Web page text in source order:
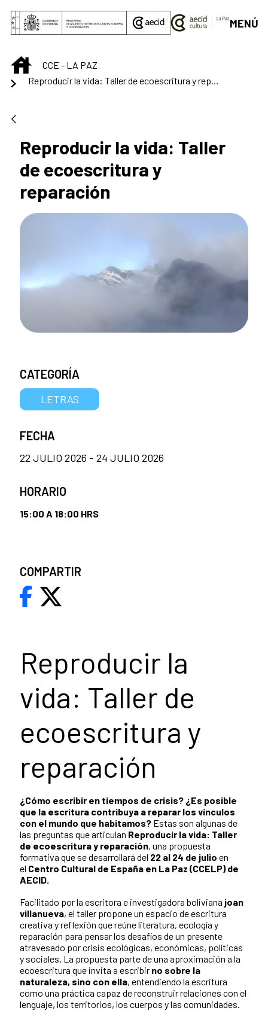
Saltar al contenido principal
MENÚ
INICIOCCE - LA PAZ
Reproducir la vida: Taller de ecoescritura y reparación
Reproducir la vida: Taller
de ecoescritura y
reparación
Reproducir la
vida: Taller de
ecoescritura y
reparación
¿Cómo escribir en tiempos de crisis? ¿Es posible
que la escritura contribuya a reparar los vínculos
con el mundo que habitamos? Estas son algunas de
las preguntas que articulan Reproducir la vida: Taller
de ecoescritura y reparación, una propuesta
formativa que se desarrollará del 22 al 24 de julio en
el Centro Cultural de España en La Paz (CCELP) de
AECID.
Facilitado por la escritora e investigadora boliviana joan
villanueva, el taller propone un espacio de escritura
creativa y reflexión que reúne literatura, ecología y
reparación para pensar los desafíos de un presente
atravesado por crisis ecológicas, económicas, políticas
y sociales. La propuesta parte de una aproximación a la
ecoescritura que invita a escribir no sobre la
naturaleza, sino con ella, entendiendo la escritura
como una práctica capaz de reconstruir relaciones con el
lenguaje, los territorios, los cuerpos y las comunidades.
CATEGORÍA
LETRAS
FECHA
22 JULIO 2026 - 24 JULIO 2026
HORARIO
15:00 A 18:00 HRS
COMPARTIR